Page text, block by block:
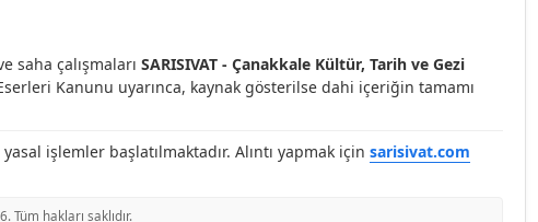
saha çalışmaları SARISIVAT - Çanakkale Kültür, Tarih ve Gezi
Kanunu uyarınca, kaynak gösterilse dahi içeriğin tamamı
işlemler başlatılmaktadır. Alıntı yapmak için sarisivat.com
. Tüm hakları saklıdır.